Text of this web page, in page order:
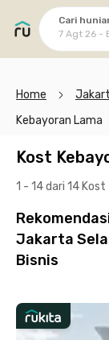
Cari
7 Agt 26 -
Home
Kebayoran Lama
Kost
1 - 14 dari 14 Kost
Jakarta
Bisnis